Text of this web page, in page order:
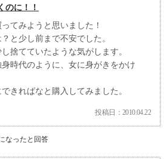
のに！！
てみようと思いました！
と少し前まで不安でした。
捨てていたような気がします。
時代のように、女に身がきをかけ
きればなと購入してみました。
投稿日：2010.04.22
なったと回答